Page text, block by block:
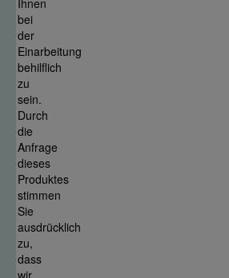
bei
der
Einarbeitung
behilflich
zu
sein.
Durch
die
Anfrage
dieses
Produktes
stimmen
Sie
ausdrücklich
zu,
dass
wir